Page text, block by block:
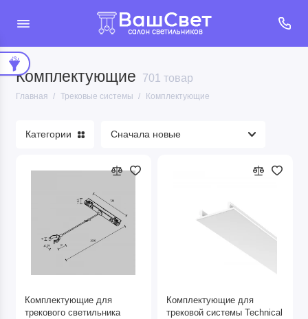
Комплектующие 701 товар
Главная Трековые системы Комплектующие
Магнитные трековые системы
Трековые светильники
Комплектующие
Показать все
Категории
Комплектующие для
трекового светильника
Комплектующие для
трековой системы Technical